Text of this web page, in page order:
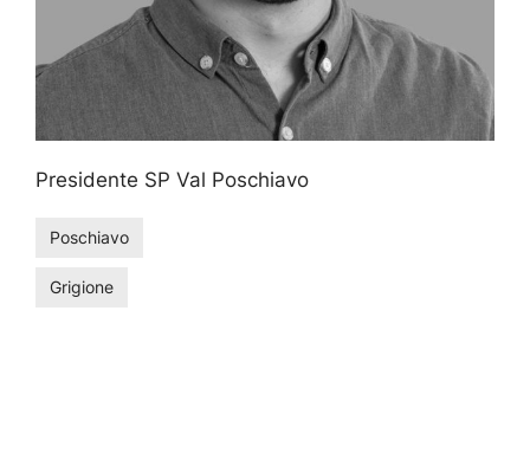
Presidente SP Val Poschiavo
Poschiavo
Grigione